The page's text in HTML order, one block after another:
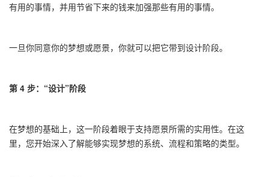
有用的事情，并用节省下来的钱来加强那些有用的事情。
一旦你同意你的梦想或愿景，你就可以把它带到设计阶段。
第 4 步： “设计”阶段
在梦想的基础上，这一阶段着眼于支持愿景所需的实用性。在这
里，您开始深入了解能够实现梦想的系统、流程和策略的类型。